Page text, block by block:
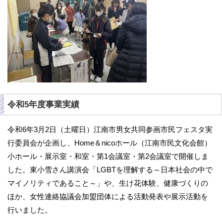
令和5年度事業実績
令和6年3月2日（土曜日）江南市男女共同参画市民フェスタ実
行委員会が企画し、Home＆nicoホール（江南市民文化会館）
小ホール・展示室・和室・第1会議室・第2会議室で開催しま
した。東小雪さん講演会「LGBTを理解する～日本社会の中で
マイノリティであること～」や、生け花体験、健康づくりの
ほか、女性連絡協議会加盟団体による活動発表や展示活動を
行いました。